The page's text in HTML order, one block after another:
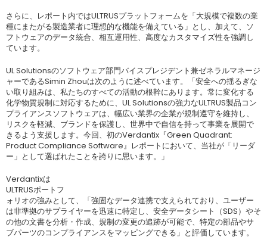
さらに、レポート内ではULTRUSプラットフォームを「大規模で複数の業
種にまたがる製造業者に理想的な機能を備えている」とし、加えて、ソ
フトウェアのデータ統合、相互運用性、高度なカスタマイズ性を強調し
ています。
UL Solutionsのソフトウェア部門バイスプレジデント兼ゼネラルマネージ
ャーであるSimin Zhouは次のように述べています。「安全への揺るぎな
い取り組みは、私たちのすべての活動の根幹にあります。常に変化する
化学物質規制に対応するために、UL Solutionsの強力なULTRUS製品コン
プライアンスソフトウェアは、幅広い業界の企業が規制遵守を維持し、
リスクを軽減、ブランドを保護し、世界中で自信を持って事業を展開で
きるよう支援します。今回、初のVerdantix『Green Quadrant:
Product Compliance Software』レポートにおいて、当社が「リーダ
ー」として選ばれたことを誇りに思います。」
Verdantixは
ULTRUSポートフ
ォリオの強みとして、「強固なデータ連携で支えられており、ユーザー
は非準拠のサプライヤーを迅速に特定し、安全データシート（SDS）やそ
の他の文書を分析・作成、規制の変更の追跡が可能で、特定の部品やサ
ブパーツのコンプライアンスをマッピングできる」と評価しています。